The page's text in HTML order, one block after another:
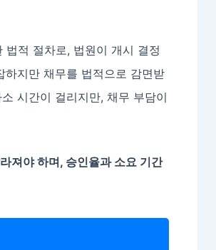
법적 절차로, 법원이 개시 결정
지만 채무를 법적으로 감면받
시간이 걸리지만, 채무 부담이
져야 하며, 승인율과 소요 기간